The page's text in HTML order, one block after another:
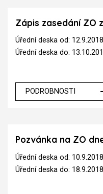
Zápis zasedání ZO
Úřední deska od: 12.9.2018
Úřední deska do:
PODROBNOSTI
Pozvánka na ZO
Úřední deska od: 10.9.2018
Úřední deska do: 18.9.2018